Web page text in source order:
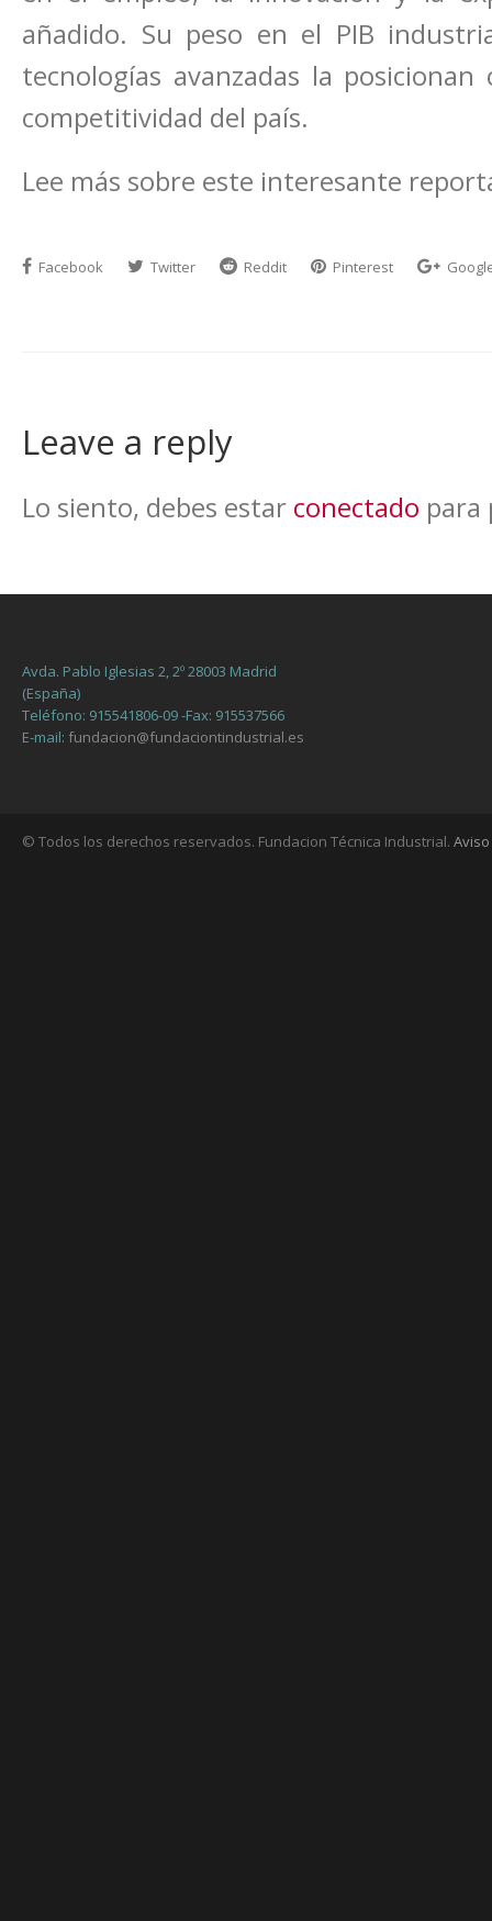
añadido. Su peso en el PIB
tecnologías avanzadas la
competitividad del país.
Lee más sobre este interesante
Facebook Twitter Reddit Pinterest
Leave a reply
Lo siento, debes estar conectado para
Avda. Pablo Iglesias 2, 2º 28003 Madrid
(España)
Teléfono: 915541806-09 -Fax: 915537566
E-mail: fundacion@fundaciontindustrial.es
© Todos los derechos reservados. Fundacion Técnica Industrial.